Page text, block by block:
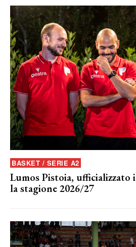
BASKET / SERIE A2
Lumos Pistoia, ufficializzato
la stagione 2026/27